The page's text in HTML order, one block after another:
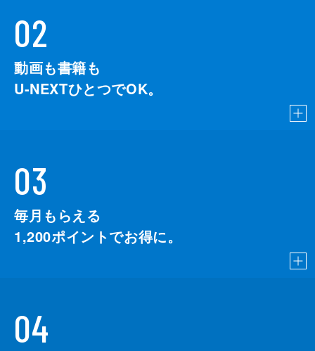
02
動画も書籍も
U-NEXTひとつでOK。
03
毎月もらえる
1,200ポイントでお得に。
04